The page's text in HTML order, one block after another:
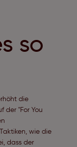
so
die
der "For You
wie die
dass der